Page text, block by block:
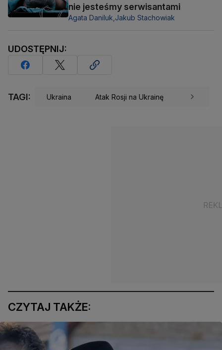
nie jesteśmy serwisantami
Agata Daniluk, Jakub Stachowiak
UDOSTĘPNIJ:
TAGI: Ukraina Atak Rosji na Ukrainę
CZYTAJ TAKŻE: